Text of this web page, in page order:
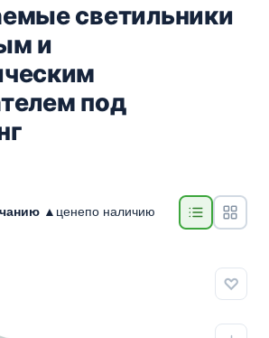
светильники
и
под
▲ ценепо наличию